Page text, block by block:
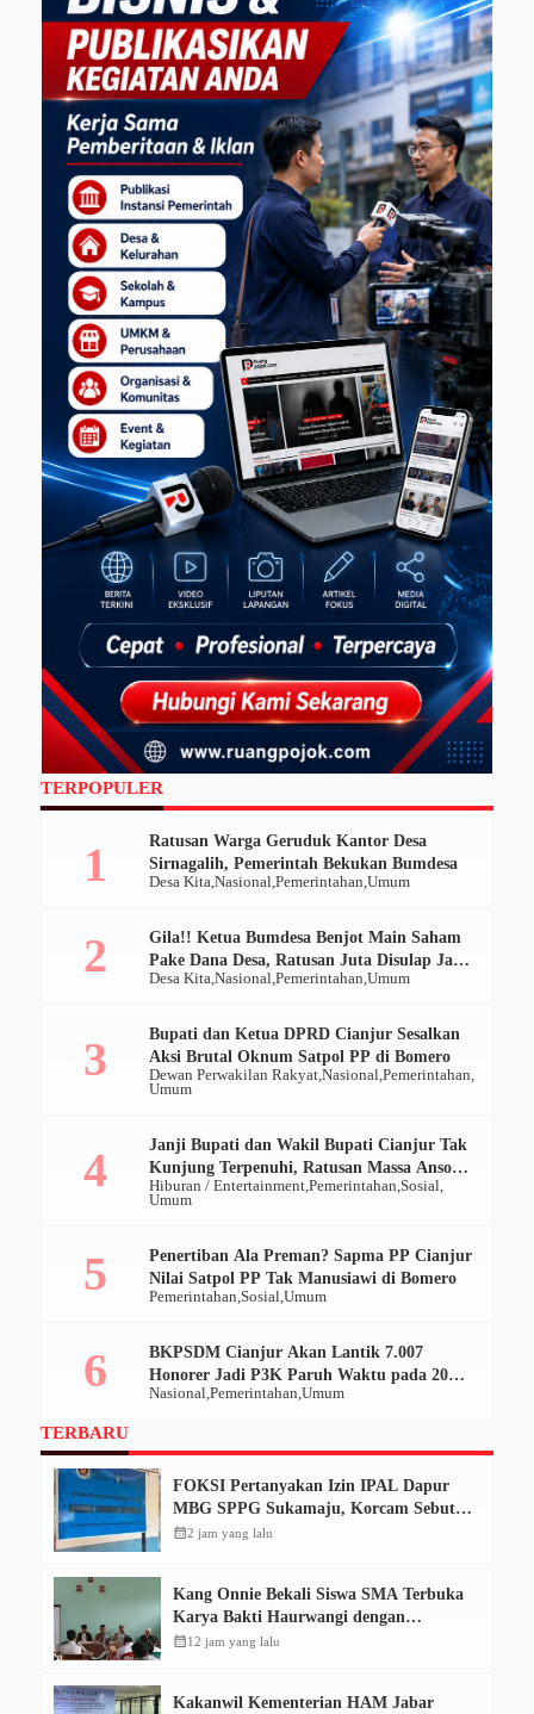
TERPOPULER
Desa Kita Nasional Pemerintahan Umum
Ratusan Warga Geruduk Kantor Desa
Sirnagalih, Pemerintah Bekukan Bumdesa
Desa Kita Nasional Pemerintahan Umum
Gila!! Ketua Bumdesa Benjot Main Saham
Pake Dana Desa, Ratusan Juta Disulap Jadi
Ratusan Ribu
Dewan Perwakilan Rakyat Nasional Pemerintahan
Umum
Bupati dan Ketua DPRD Cianjur Sesalkan
Aksi Brutal Oknum Satpol PP di Bomero
Hiburan / Entertainment Pemerintahan Sosial
Umum
Janji Bupati dan Wakil Bupati Cianjur Tak
Kunjung Terpenuhi, Ratusan Massa Ansor
Geruduk Pendopo
Pemerintahan Sosial Umum
Penertiban Ala Preman? Sapma PP Cianjur
Nilai Satpol PP Tak Manusiawi di Bomero
Nasional Pemerintahan Umum
BKPSDM Cianjur Akan Lantik 7.007
Honorer Jadi P3K Paruh Waktu pada 20
Desember 2025
TERBARU
FOKSI Pertanyakan Izin IPAL Dapur
MBG SPPG Sukamaju, Korcam Sebut
SPPL Belum Terbit
calendar_month2 jam yang lalu
Kang Onnie Bekali Siswa SMA Terbuka
Karya Bakti Haurwangi dengan
Pendidikan Demokrasi
calendar_month12 jam yang lalu
Kakanwil Kementerian HAM Jabar